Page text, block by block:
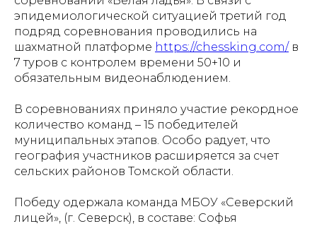
эпидемиологической ситуацией третий год
подряд соревнования проводились на
шахматной платформе https://chessking.com/ в
7 туров с контролем времени 50+10 и
обязательным видеонаблюдением.
В соревнованиях приняло участие рекордное
количество команд – 15 победителей
муниципальных этапов. Особо радует, что
география участников расширяется за счет
сельских районов Томской области.
Победу одержала команда МБОУ «Северский
лицей», (г. Северск), в составе: Софья